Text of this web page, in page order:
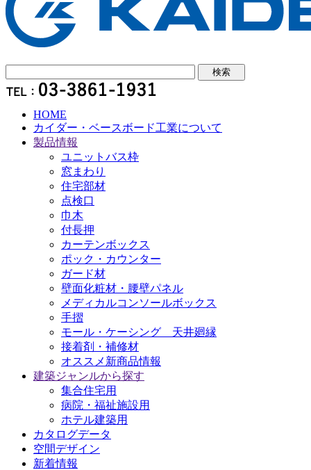
HOME
カイダー・ベースボード工業について
製品情報
ユニットバス枠
窓まわり
住宅部材
点検口
巾木
付長押
カーテンボックス
ポック・カウンター
ガード材
壁面化粧材・腰壁パネル
メディカルコンソールボックス
手摺
モール・ケーシング 天井廻縁
接着剤・補修材
オススメ新商品情報
建築ジャンルから探す
集合住宅用
病院・福祉施設用
ホテル建築用
カタログデータ
空間デザイン
新着情報